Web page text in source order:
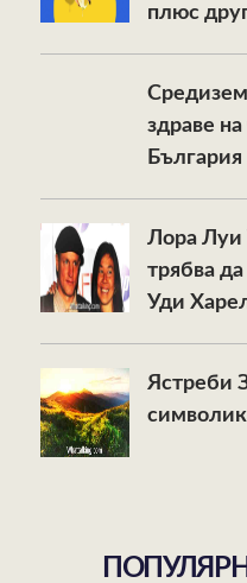
плюс
здраве
Лора Луи
трябва
Уди
Ястреби